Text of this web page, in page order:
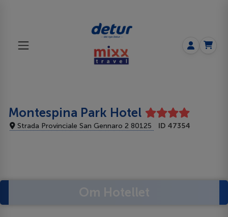
Montespina Park Hotel
Strada Provinciale San Gennaro 2 80125 ID 47354